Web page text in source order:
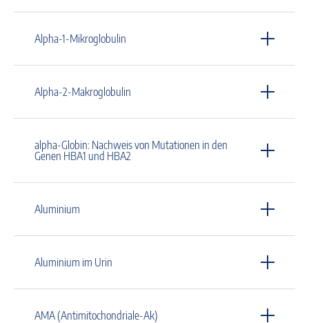
Alpha-1-Mikroglobulin
Alpha-2-Makroglobulin
alpha-Globin: Nachweis von Mutationen in den
Genen HBA1 und HBA2
Aluminium
Aluminium im Urin
AMA (Antimitochondriale-Ak)